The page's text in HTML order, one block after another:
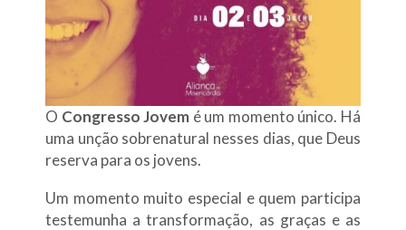
O Congresso Jovem é um momento único. Há
uma unção sobrenatural nesses dias, que Deus
reserva para os jovens.
Um momento muito especial e quem participa
testemunha a transformação, as graças e as